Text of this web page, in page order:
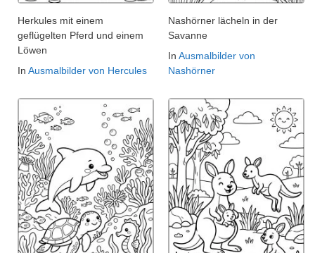
Herkules mit einem
geflügelten Pferd und einem
Löwen
In Ausmalbilder von Hercules
Nashörner lächeln in der
Savanne
In Ausmalbilder von
Nashörner